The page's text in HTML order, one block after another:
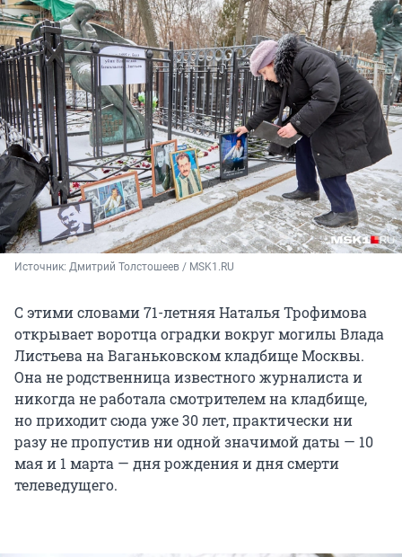
Источник: Дмитрий Толстошеев / MSK1.RU
С этими словами 71-летняя Наталья Трофимова
открывает воротца оградки вокруг могилы Влада
Листьева на Ваганьковском кладбище Москвы.
Она не родственница известного журналиста и
никогда не работала смотрителем на кладбище,
но приходит сюда уже 30 лет, практически ни
разу не пропустив ни одной значимой даты — 10
мая и 1 марта — дня рождения и дня смерти
телеведущего.